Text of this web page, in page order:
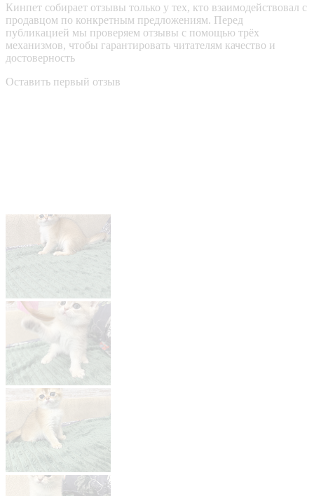
Кинпет собирает отзывы только у тех, кто взаимодействовал с
продавцом по конкретным предложениям. Перед
публикацией мы проверяем отзывы с помощью трёх
механизмов, чтобы гарантировать читателям качество и
достоверность
Оставить первый отзыв